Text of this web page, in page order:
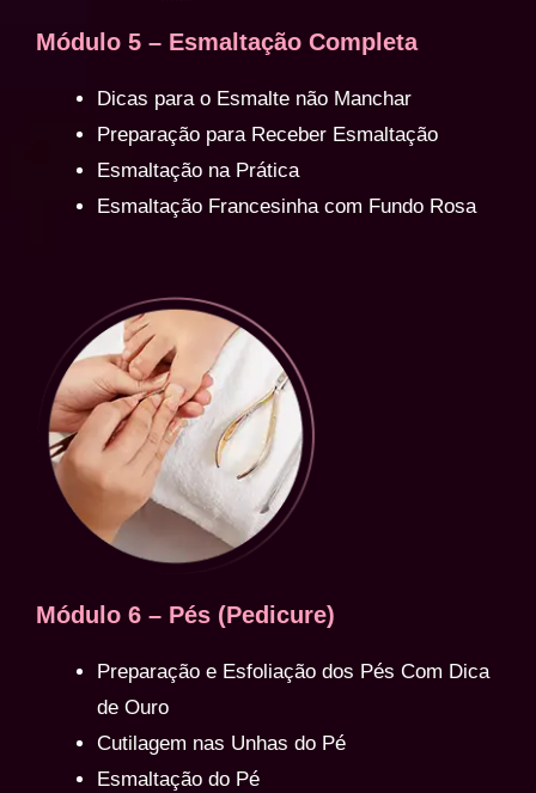
Módulo 5 – Esmaltação Completa
Dicas para o Esmalte não Manchar
Preparação para Receber Esmaltação
Esmaltação na Prática
Esmaltação Francesinha com Fundo Rosa
Módulo 6 – Pés (Pedicure)
Preparação e Esfoliação dos Pés Com Dica
de Ouro
Cutilagem nas Unhas do Pé
Esmaltação do Pé